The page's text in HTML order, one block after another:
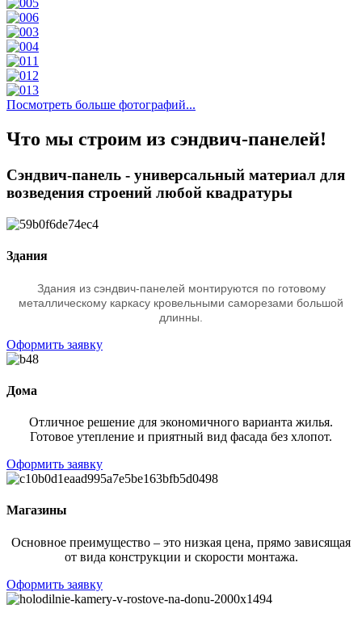
Посмотреть больше фотографий...
Что мы строим из сэндвич-панелей!
Сэндвич-панель - универсальный материал для
возведения строений любой квадратуры
Здания
Здания из сэндвич-панелей монтируются по готовому
металлическому каркасу кровельными саморезами большой
длинны.
Оформить заявку
Дома
Отличное решение для экономичного варианта жилья.
Готовое утепление и приятный вид фасада без хлопот.
Оформить заявку
Магазины
Основное преимущество – это низкая цена, прямо зависящая
от вида конструкции и скорости монтажа.
Оформить заявку